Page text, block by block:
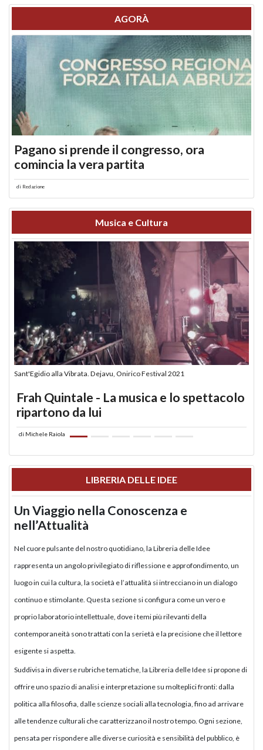
AGORÀ
Pagano si prende il congresso, ora
comincia la vera partita
di Redazione
Musica e Cultura
Sant'Egidio alla Vibrata. Dejavu, Onirico Festival 2021
Frah Quintale - La musica e lo spettacolo
ripartono da lui
di Michele Raiola
LIBRERIA DELLE IDEE
Un Viaggio nella Conoscenza e
nell’Attualità
Nel cuore pulsante del nostro quotidiano, la Libreria delle Idee
rappresenta un angolo privilegiato di riflessione e approfondimento, un
luogo in cui la cultura, la società e l’attualità si intrecciano in un dialogo
continuo e stimolante. Questa sezione si configura come un vero e
proprio laboratorio intellettuale, dove i temi più rilevanti della
contemporaneità sono trattati con la serietà e la precisione che il lettore
esigente si aspetta.
Suddivisa in diverse rubriche tematiche, la Libreria delle Idee si propone di
offrire uno spazio di analisi e interpretazione su molteplici fronti: dalla
politica alla filosofia, dalle scienze sociali alla tecnologia, fino ad arrivare
alle tendenze culturali che caratterizzano il nostro tempo. Ogni sezione,
pensata per rispondere alle diverse curiosità e sensibilità del pubblico, è